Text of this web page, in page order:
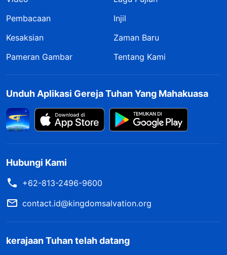
Pembacaan
Injil
Kesaksian
Zaman Baru
Pameran Gambar
Tentang Kami
Unduh Aplikasi Gereja Tuhan Yang Mahakuasa
Hubungi Kami
+62-813-2496-9600
contact.id@kingdomsalvation.org
kerajaan Tuhan telah datang